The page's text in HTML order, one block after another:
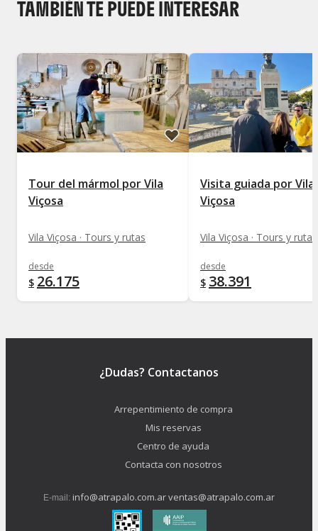
TAMBIÉN TE PUEDE INTERESAR
Tour del mármol por Vila
Viçosa
Vila Viçosa · Tours y rutas
desde
$ 26.175
Visita guiada por Vila
Viçosa
Vila Viçosa · Tours y rutas
desde
$ 38.391
¿Dudas? Contactanos
Arrepentimiento de compra
Mis reservas
Centro de ayuda
Contacta con nosotros
E-mail: info@atrapalo.com.arventas@atrapalo.com.ar